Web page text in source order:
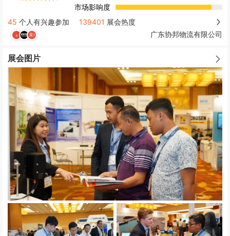
市场影响度
45 个人有兴趣参加 139401 展会热度
广东协邦物流有限公司
展会图片